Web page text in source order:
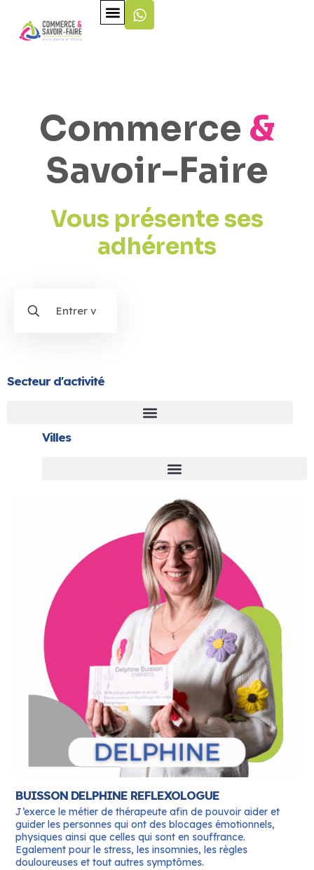
Commerce &
Savoir-Faire
Vous présente ses
adhérents
Secteur d'activité
Villes
BUISSON DELPHINE REFLEXOLOGUE
J’exerce le métier de thérapeute afin de pouvoir aider et
guider les personnes qui ont des blocages émotionnels,
physiques ainsi que celles qui sont en souffrance.
Egalement pour le stress, les insomnies, les règles
douloureuses et tout autres symptômes.